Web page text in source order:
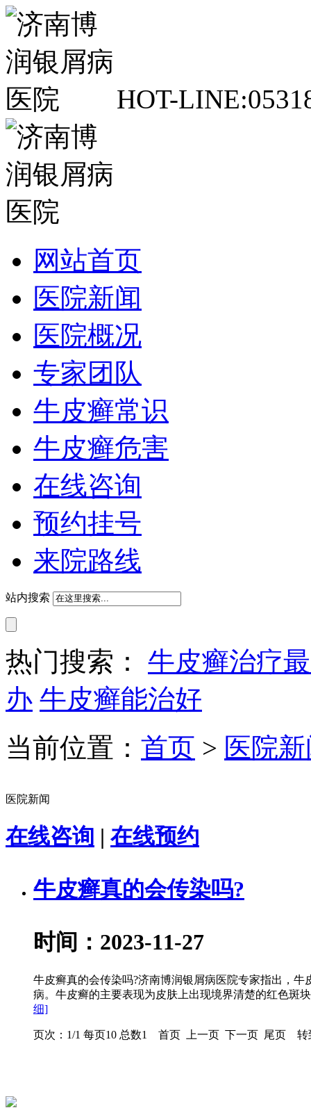
HOT-LINE:
网站首页
医院新闻
医院概况
专家团队
牛皮癣常识
牛皮癣危害
在线咨询
预约挂号
来院路线
站内搜索
热门搜索：
牛皮癣治疗
办 牛皮癣能治好
当前位置： 首页 > 医院
医院新闻
在线咨询 | 在线预约
牛皮癣真的会传染吗?
时间：2023-11-27
牛皮癣真的会传染吗?济南博润银屑病医院专家指出，
病。牛皮癣的主要表现为皮肤上出现境界清楚的红色斑
细]
页次：1/1 每页10 总数1 首页 上一页 下一页 尾页 转